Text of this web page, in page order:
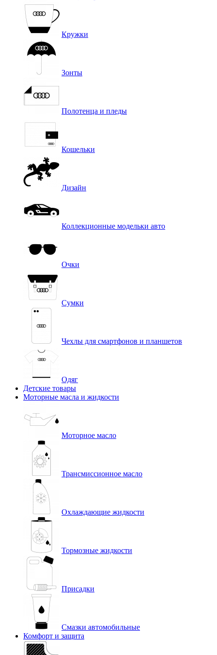
Кружки
Зонты
Полотенца и пледы
Кошельки
Дизайн
Коллекционные модельки авто
Очки
Сумки
Чехлы для смартфонов и планшетов
Одяг
Детские товары
Моторные масла и жидкости
Моторное масло
Трансмиссионное масло
Охлаждающие жидкости
Тормозные жидкости
Присадки
Смазки автомобильные
Комфорт и защита